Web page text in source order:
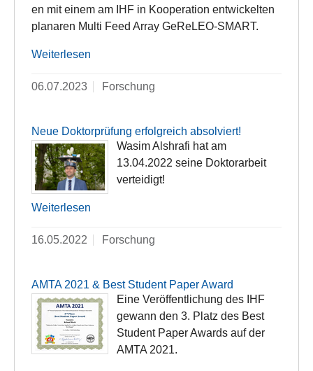
en mit einem am IHF in Kooperation entwickelten
planaren Multi Feed Array GeReLEO-SMART.
Weiterlesen
06.07.2023 Forschung
Neue Doktorprüfung erfolgreich absolviert!
Wasim Alshrafi hat am
13.04.2022 seine Doktorarbeit
verteidigt!
Weiterlesen
16.05.2022 Forschung
AMTA 2021 & Best Student Paper Award
Eine Veröffentlichung des IHF
gewann den 3. Platz des Best
Student Paper Awards auf der
AMTA 2021.